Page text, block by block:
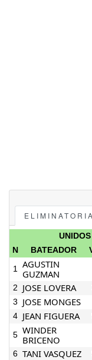
ELIMINATORIA
N
BATEADOR
1
AGUSTIN
GUZMAN
2 JOSE LOVERA
3
JOSE MONGES
4 JEAN FIGUERA
5 WINDER
BRICENO
6 TANI VASQUEZ